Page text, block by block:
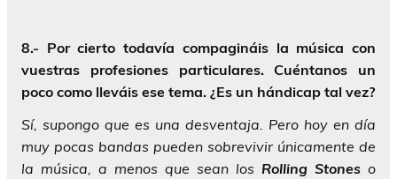
8.- Por cierto todavía compagináis la música con
vuestras profesiones particulares. Cuéntanos un
poco como lleváis ese tema. ¿Es un hándicap tal vez?
Sí, supongo que es una desventaja. Pero hoy en día
muy pocas bandas pueden sobrevivir únicamente de
la música, a menos que sean los Rolling Stones o